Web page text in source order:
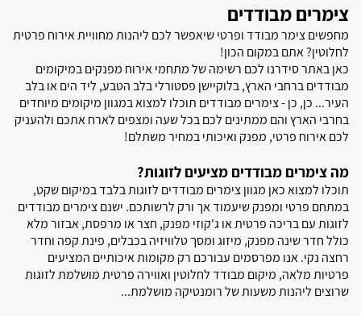
צימרים מבודדים
מחפשים צימר מבודד ופרטי שיאפשר לכם ליהנות מחוויית אירוח פרטית
לחלוטין? אתם במקום הכון!
כאן באתר סידרנו לכם רשימה של מתחמי אירוח מפנקים במיקומים
מבודדים ברחבי הארץ, בלוקיישן פסטורלי בלב הטבע, ליד הים או בלב
העיר... כן, כן - צימרים מבודדים תוכלו למצוא במגוון מיקומים מיוחדים
בחרבי הארץ והם ממתינים לכם בכל שעה ומצפים לארח אתכם ולהעניק
לכם אירוח פרטי, מפנק ואיכותי במחיר משתלם!
מה צימרים מבודדים מציעים לזוגות?
תוכלו למצוא כאן מגוון צימרים מבודדים לזוגות בלבד במיקום שקט,
במתחם פרטי ומפנק שיעמוד אך ורק לרשותכם. ישנם צימרים מבודדים
לזוגות עם בריכה פרטית או ג'קוזי מפנק, חצר או מרפסת, אבזור מלא
כולל חדר שינה מפנק, מיזוג ומסך טלוויזיה בכבלים, פינת קפה וחדר
רחצה נקי. אנו מפרסמים עבורכם רק מקומות איכותיים המציעים
פרטיות מלאה, מיקום מבודד לחלוטין ואווירה פרטית מושלמת לזוגות
שרוצים ליהנות משעות של רומנטיקה מושלמת...